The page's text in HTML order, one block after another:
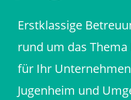
Erstklassige
rund um das
für Ihr
Jugenheim und